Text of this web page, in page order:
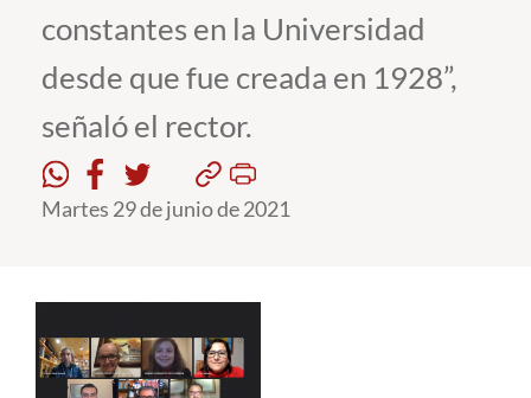
Estudiantes
Académicos
Funcionarios
constantes en la Universidad
desde que fue creada en 1928”,
señaló el rector.
Martes 29 de junio de 2021